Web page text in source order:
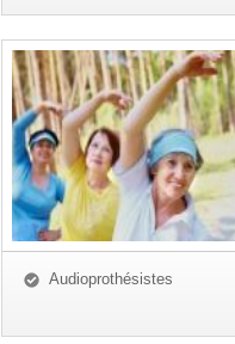
Audioprothésistes